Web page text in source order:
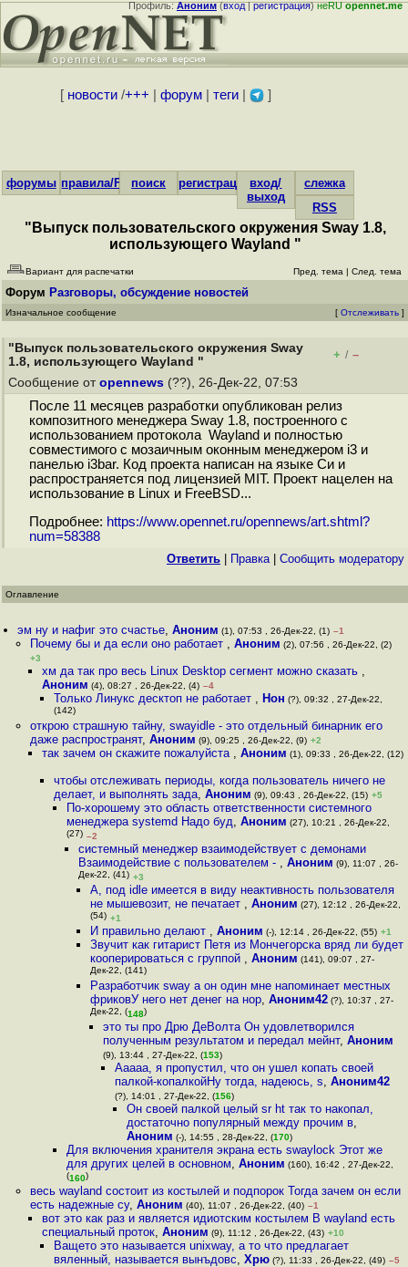
Профиль:Аноним(вход|регистрация)неRUopennet.me
[ новости/+++ форум| теги| ]
форумы правила/FAQпоиск регистрациявход/
выход
слежка
RSS
"Выпуск пользовательского окружения Sway 1.8,
использующего Wayland "
Вариант для распечатки Пред. тема | След. тема
Форум Разговоры, обсуждение новостей
Изначальное сообщение [ Отслеживать ]
"Выпуск пользовательского окружения Sway
1.8, использующего Wayland "
+ / –
Сообщение от opennews (??), 26-Дек-22, 07:53
После 11 месяцев разработки опубликован релиз
композитного менеджера Sway 1.8, построенного с
использованием протокола Wayland и полностью
совместимого с мозаичным оконным менеджером i3 и
панелью i3bar. Код проекта написан на языке Си и
распространяется под лицензией MIT. Проект нацелен на
использование в Linux и FreeBSD...
Подробнее: https://www.opennet.ru/opennews/art.shtml?
num=58388
Ответить Правка| Cообщить модератору
Оглавление
эм ну и нафиг это счастье,Аноним (1), 07:53 , 26-Дек-22, (1) –1
Почему бы и да если оно работает , Аноним (2), 07:56 , 26-Дек-22, (2)
+3
хм да так про весь Linux Desktop сегмент можно сказать ,
Аноним (4), 08:27 , 26-Дек-22, (4) –4
Только Линукс десктоп не работает , Нон (?), 09:32 , 27-Дек-22,
(142)
открою страшную тайну, swayidle - это отдельный бинарник его
даже распространят, Аноним (9), 09:25 , 26-Дек-22, (9) +2
так зачем он скажите пожалуйста , Аноним (1), 09:33 , 26-Дек-22, (12)
чтобы отслеживать периоды, когда пользователь ничего не
делает, и выполнять зада,Аноним (9), 09:43 , 26-Дек-22, (15) +5
По-хорошему это область ответственности системного
менеджера systemd Надо буд, Аноним (27), 10:21 , 26-Дек-22,
(27) –2
системный менеджер взаимодействует с демонами
Взаимодействие с пользователем - , Аноним (9), 11:07 , 26-
Дек-22, (41) +3
А, под idle имеется в виду неактивность пользователя
не мышевозит, не печатает ,Аноним (27), 12:12 , 26-Дек-22,
(54) +1
И правильно делают ,Аноним (-), 12:14 , 26-Дек-22, (55) +1
Звучит как гитарист Петя из Мончегорска вряд ли будет
кооперироваться с группой ,Аноним (141), 09:07 , 27-
Дек-22, (141)
Разработчик sway а он один мне напоминает местных
фриковУ него нет денег на нор,Аноним42 (?), 10:37 , 27-
Дек-22, (148)
это ты про Дрю ДеВолта Он удовлетворился
полученным результатом и передал мейнт, Аноним
(9), 13:44 , 27-Дек-22, (153)
Ааааа, я пропустил, что он ушел копать своей
палкой-копалкойНу тогда, надеюсь, s, Аноним42
(?), 14:01 , 27-Дек-22, (156)
Он своей палкой целый sr ht так то накопал,
достаточно популярный между прочим в,
Аноним (-), 14:55 , 28-Дек-22, (170)
Для включения хранителя экрана есть swaylock Этот же
для других целей в основном, Аноним (160), 16:42 , 27-Дек-22,
(160)
весь wayland состоит из костылей и подпорок Тогда зачем он если
есть надежные су, Аноним (40), 11:07 , 26-Дек-22, (40) –1
вот это как раз и является идиотским костылем В wayland есть
специальный проток, Аноним (9), 11:12 , 26-Дек-22, (43) +10
Ващето это называется unixway, а то что предлагает
вяленный, называется вынъдовс,Хрю (?), 11:33 , 26-Дек-22, (49) –5